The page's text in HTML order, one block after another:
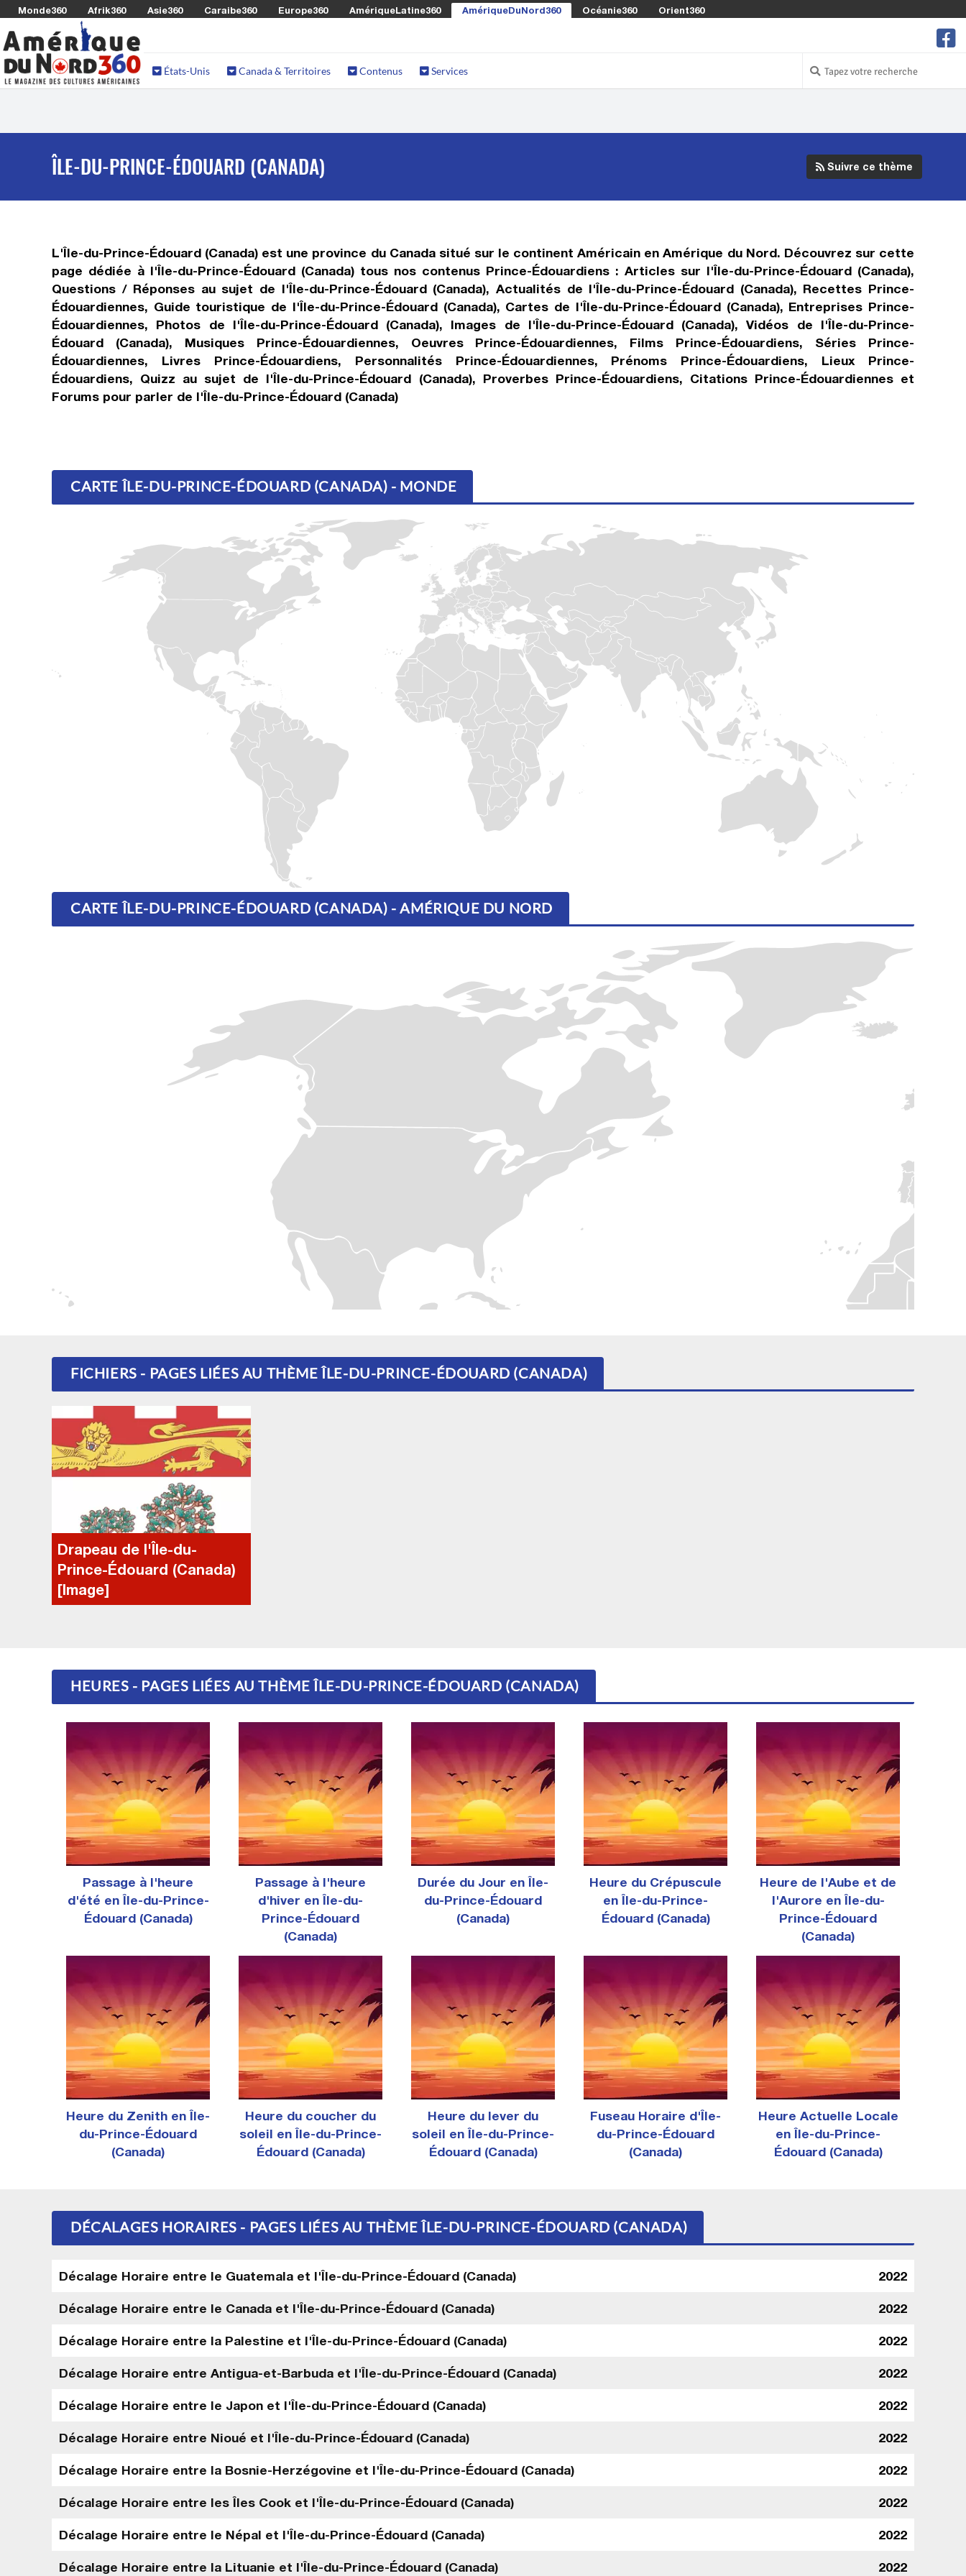
Monde360 Afrik360 Asie360 Caraibe360 Europe360 AmériqueLatine360 AmériqueDuNord360 Océanie360 Orient360
États-Unis Canada & Territoires Contenus Services
ÎLE-DU-PRINCE-ÉDOUARD (CANADA) Suivre ce thème
L'Île-du-Prince-Édouard (Canada) est une province du Canada situé sur le continent Américain en Amérique du Nord. Découvrez sur cette
page dédiée à l'Île-du-Prince-Édouard (Canada) tous nos contenus Prince-Édouardiens : Articles sur l'Île-du-Prince-Édouard (Canada),
Questions / Réponses au sujet de l'Île-du-Prince-Édouard (Canada), Actualités de l'Île-du-Prince-Édouard (Canada), Recettes Prince-
Édouardiennes, Guide touristique de l'Île-du-Prince-Édouard (Canada), Cartes de l'Île-du-Prince-Édouard (Canada), Entreprises Prince-
Édouardiennes, Photos de l'Île-du-Prince-Édouard (Canada), Images de l'Île-du-Prince-Édouard (Canada), Vidéos de l'Île-du-Prince-
Édouard (Canada), Musiques Prince-Édouardiennes, Oeuvres Prince-Édouardiennes, Films Prince-Édouardiens, Séries Prince-
Édouardiennes, Livres Prince-Édouardiens, Personnalités Prince-Édouardiennes, Prénoms Prince-Édouardiens, Lieux Prince-
Édouardiens, Quizz au sujet de l'Île-du-Prince-Édouard (Canada), Proverbes Prince-Édouardiens, Citations Prince-Édouardiennes et
Forums pour parler de l'Île-du-Prince-Édouard (Canada)
CARTE ÎLE-DU-PRINCE-ÉDOUARD (CANADA) - MONDE
CARTE ÎLE-DU-PRINCE-ÉDOUARD (CANADA) - AMÉRIQUE DU NORD
FICHIERS - PAGES LIÉES AU THÈME ÎLE-DU-PRINCE-ÉDOUARD (CANADA)
Drapeau de l'Île-du-
Prince-Édouard (Canada)
[Image]
HEURES - PAGES LIÉES AU THÈME ÎLE-DU-PRINCE-ÉDOUARD (CANADA)
Passage à l'heure
d'été en Île-du-Prince-
Édouard (Canada)
Passage à l'heure
d'hiver en Île-du-
Prince-Édouard
(Canada)
Durée du Jour en Île-
du-Prince-Édouard
(Canada)
Heure du Crépuscule
en Île-du-Prince-
Édouard (Canada)
Heure de l'Aube et de
l'Aurore en Île-du-
Prince-Édouard
(Canada)
Heure du Zenith en Île-
du-Prince-Édouard
(Canada)
Heure du coucher du
soleil en Île-du-Prince-
Édouard (Canada)
Heure du lever du
soleil en Île-du-Prince-
Édouard (Canada)
Fuseau Horaire d'Île-
du-Prince-Édouard
(Canada)
Heure Actuelle Locale
en Île-du-Prince-
Édouard (Canada)
DÉCALAGES HORAIRES - PAGES LIÉES AU THÈME ÎLE-DU-PRINCE-ÉDOUARD (CANADA)
Décalage Horaire entre le Guatemala et l'Île-du-Prince-Édouard (Canada) 2022
Décalage Horaire entre le Canada et l'Île-du-Prince-Édouard (Canada) 2022
Décalage Horaire entre la Palestine et l'Île-du-Prince-Édouard (Canada) 2022
Décalage Horaire entre Antigua-et-Barbuda et l'Île-du-Prince-Édouard (Canada) 2022
Décalage Horaire entre le Japon et l'Île-du-Prince-Édouard (Canada) 2022
Décalage Horaire entre Nioué et l'Île-du-Prince-Édouard (Canada) 2022
Décalage Horaire entre la Bosnie-Herzégovine et l'Île-du-Prince-Édouard (Canada) 2022
Décalage Horaire entre les Îles Cook et l'Île-du-Prince-Édouard (Canada) 2022
Décalage Horaire entre le Népal et l'Île-du-Prince-Édouard (Canada) 2022
Décalage Horaire entre la Lituanie et l'Île-du-Prince-Édouard (Canada) 2022